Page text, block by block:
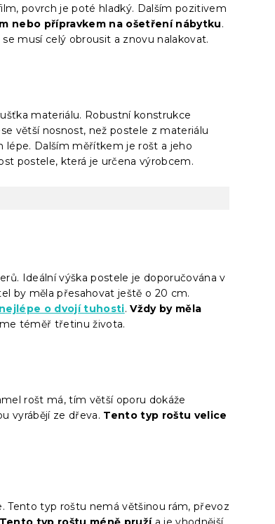
povrch je poté hladký. Dalším pozitivem
nebo přípravkem na ošetření nábytku.
musí celý obrousit a znovu nalakovat.
materiálu. Robustní konstrukce
větší nosnost, než postele z materiálu
lépe. Dalším měřítkem je rošt a jeho
postele, která je určena výrobcem.
Ideální výška postele je doporučována v
by měla přesahovat ještě o 20 cm.
o dvojí tuhosti.Vždy by měla
téměř třetinu života.
rošt má, tím větší oporu dokáže
vyrábějí ze dřeva. Tento typ roštu velice
Tento typ roštu nemá většinou rám, převoz